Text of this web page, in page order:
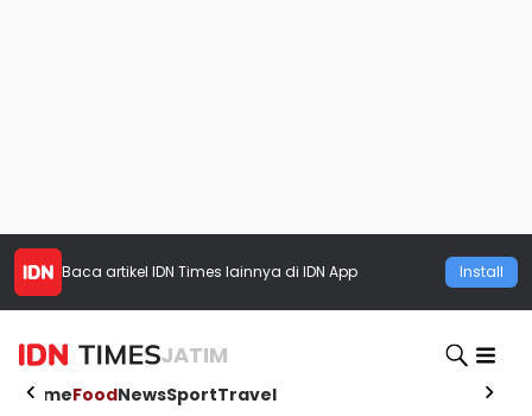
Baca artikel IDN Times lainnya di IDN App Install
JATIM
HomeFoodNewsSportTravel